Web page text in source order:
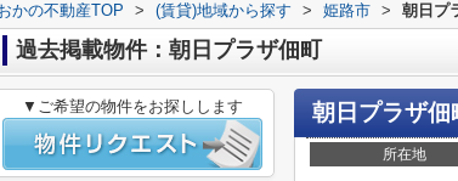
かの不動産TOP > (賃貸)地域から探す > 姫路市 > 朝日プ
過去掲載物件：朝日プラザ佃町
朝日プラザ佃
所在地
▼ご希望の物件をお探しします